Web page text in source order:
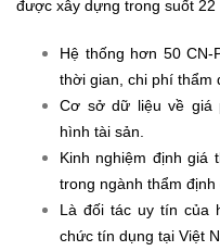
được xây dựng trong suốt 22
Hệ thống hơn 50
thời gian, chi phí thẩm
Cơ sở dữ liệu về giá
hình tài sản.
Kinh nghiệm định giá
trong ngành thẩm định
Là đối tác uy tín của
chức tín dụng tại Việt